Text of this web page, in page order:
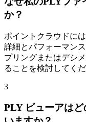
か？
ポイントクラウドに
詳細とパフォーマン
プリングまたはデシ
ることを検討してくだ
3
PLY ビューアは